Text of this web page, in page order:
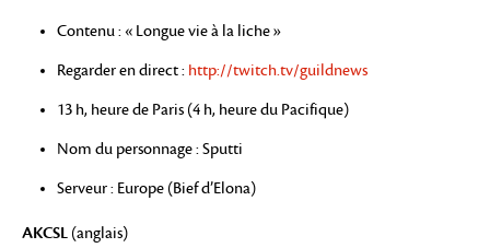
Contenu : « Longue vie à la liche »
Regarder en direct : http://twitch.tv/guildnews
13 h, heure de Paris (4 h, heure du Pacifique)
Nom du personnage : Sputti
Serveur : Europe (Bief d’Elona)
AKCSL (anglais)